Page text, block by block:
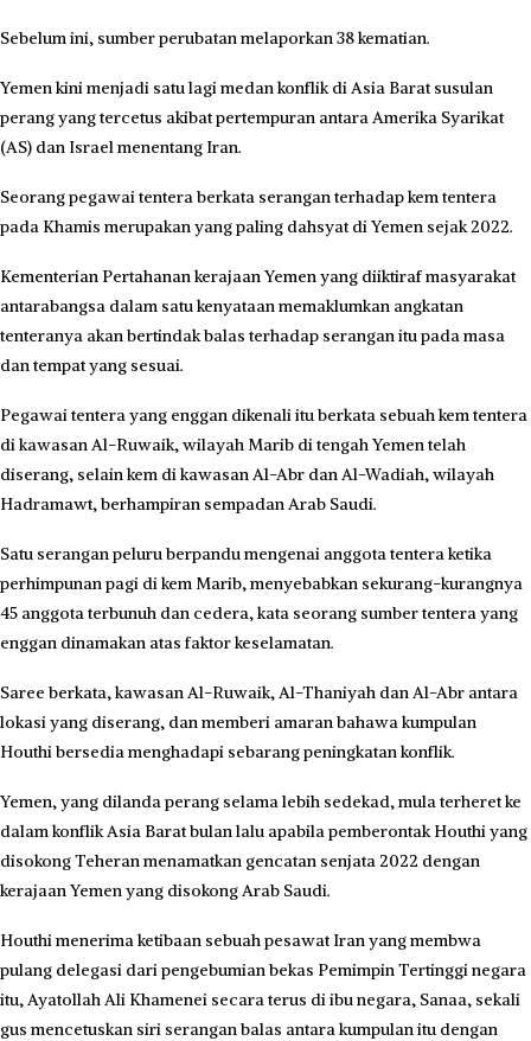
Sebelum ini, sumber perubatan melaporkan 38 kematian.
Yemen kini menjadi satu lagi medan konflik di Asia Barat susulan
perang yang tercetus akibat pertempuran antara Amerika Syarikat
(AS) dan Israel menentang Iran.
Seorang pegawai tentera berkata serangan terhadap kem tentera
pada Khamis merupakan yang paling dahsyat di Yemen sejak 2022.
Kementerian Pertahanan kerajaan Yemen yang diiktiraf masyarakat
antarabangsa dalam satu kenyataan memaklumkan angkatan
tenteranya akan bertindak balas terhadap serangan itu pada masa
dan tempat yang sesuai.
Pegawai tentera yang enggan dikenali itu berkata sebuah kem tentera
di kawasan Al-Ruwaik, wilayah Marib di tengah Yemen telah
diserang, selain kem di kawasan Al-Abr dan Al-Wadiah, wilayah
Hadramawt, berhampiran sempadan Arab Saudi.
Satu serangan peluru berpandu mengenai anggota tentera ketika
perhimpunan pagi di kem Marib, menyebabkan sekurang-kurangnya
45 anggota terbunuh dan cedera, kata seorang sumber tentera yang
enggan dinamakan atas faktor keselamatan.
Saree berkata, kawasan Al-Ruwaik, Al-Thaniyah dan Al-Abr antara
lokasi yang diserang, dan memberi amaran bahawa kumpulan
Houthi bersedia menghadapi sebarang peningkatan konflik.
Yemen, yang dilanda perang selama lebih sedekad, mula terheret ke
dalam konflik Asia Barat bulan lalu apabila pemberontak Houthi yang
disokong Teheran menamatkan gencatan senjata 2022 dengan
kerajaan Yemen yang disokong Arab Saudi.
Houthi menerima ketibaan sebuah pesawat Iran yang membwa
pulang delegasi dari pengebumian bekas Pemimpin Tertinggi negara
itu, Ayatollah Ali Khamenei secara terus di ibu negara, Sanaa, sekali
gus mencetuskan siri serangan balas antara kumpulan itu dengan